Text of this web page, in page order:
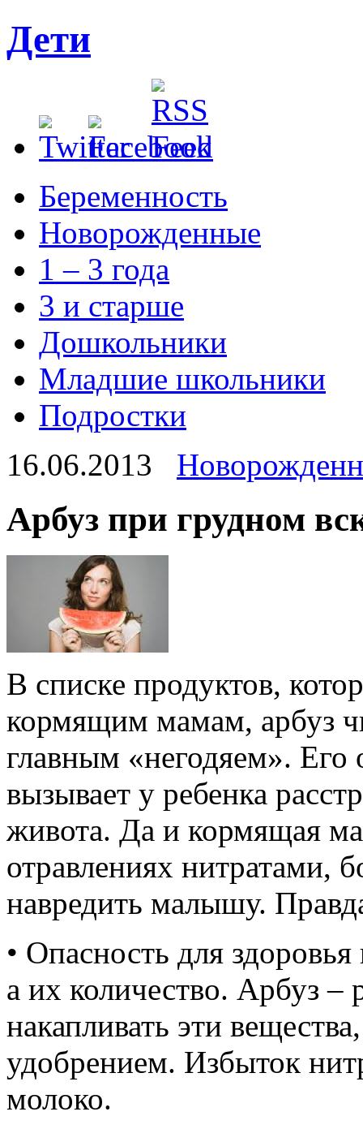
Дети
Беременность
Новорожденные
1 – 3 года
3 и старше
Дошкольники
Младшие школьники
Подростки
16.06.2013
Арбуз при грудном
В списке продуктов,
кормящим мамам, арбуз
главным «негодяем».
вызывает у ребенка
живота. Да и кормящая
отравлениях нитратами,
навредить малышу.
• Опасность для
а их количество. Арбуз –
накапливать эти
удобрением. Избыток
молоко.